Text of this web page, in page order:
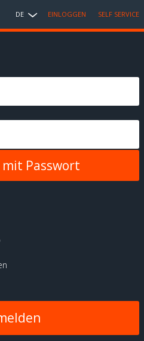
DE EINLOGGEN SELF SERVICE